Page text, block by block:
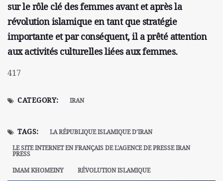
sur le rôle clé des femmes avant et après la
révolution islamique en tant que stratégie
importante et par conséquent, il a prêté attention
aux activités culturelles liées aux femmes.
417
CATEGORY: IRAN
TAGS:
LA RÉPUBLIQUE ISLAMIQUE D'IRAN
LE SITE INTERNET EN FRANÇAIS DE L'AGENCE DE PRESSE IRAN
PRESS
IMAM KHOMEINY
RÉVOLUTION ISLAMIQUE